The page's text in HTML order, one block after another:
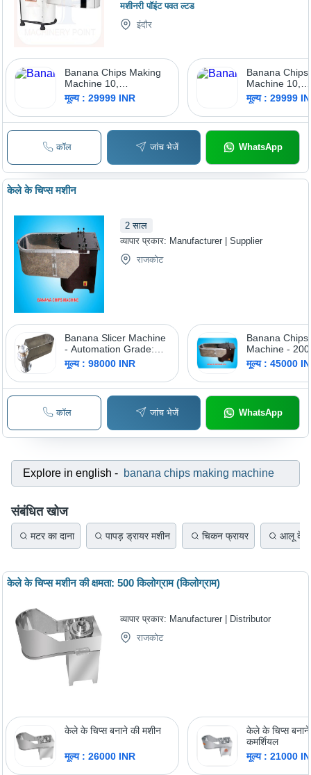
मशीनरी पॉइंट पवत ल्टड
इंदौर
Banana Chips Making
Machine 10,
Usage/Application:
Commercial
मूल्य : 29999 INR
Banana
Machine 10,
Usage/
Commercial
मूल्य : 29999
कॉल जांच भेजें WhatsApp
केले के चिप्स मशीन
2 साल
व्यापार प्रकार: Manufacturer | Supplier
राजकोट
Banana Slicer Machine
- Automation Grade:
Semi Automatic
मूल्य : 98000 INR
Banana
Machine -
Hour Capacity,
Stainless
Automatic,
Efficiency,
मूल्य : 45000
कॉल जांच भेजें WhatsApp
Explore in english - banana chips making machine
संबंधित खोज
मटर का दाना पापड़ ड्रायर मशीन चिकन फ्रायर आलू के
केले के चिप्स मशीन की क्षमता: 500 किलोग्राम (किलोग्राम)
व्यापार प्रकार: Manufacturer | Distributor
राजकोट
केले के चिप्स बनाने की मशीन
मूल्य : 26000 INR
केले के चिप्स बनाने
कमर्शियल
मूल्य : 21000